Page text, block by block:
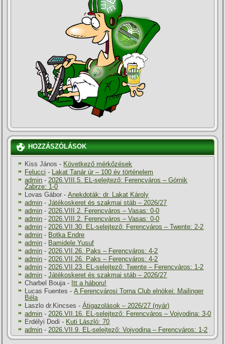
HOZZÁSZÓLÁSOK
Kiss János - Következő mérkőzések
Felucci - Lakat Tanár úr – 100 év történelem
admin -2026.VIII.5. EL-selejtező: Ferencváros – Górnik
Zabrze: 1-0
Lovas Gábor -Anekdoták: dr. Lakat Károly
admin -Játékoskeret és szakmai stáb – 2026/27
admin -2026.VIII.2. Ferencváros – Vasas: 0-0
admin -2026.VIII.2. Ferencváros – Vasas: 0-0
admin -2026.VII.30. EL-selejtező: Ferencváros – Twente: 2-2
admin - Botka Endre
admin - Bamidele Yusuf
admin -2026.VII.26. Paks – Ferencváros: 4-2
admin -2026.VII.26. Paks – Ferencváros: 4-2
admin -2026.VII.23. EL-selejtező: Twente – Ferencváros: 1-2
admin -Játékoskeret és szakmai stáb – 2026/27
Charbel Bouja- Itt a háboru!
Lucas Fuentes -A Ferencvárosi Torna Club elnökei: Mailinger
Béla
Laszlo dr.Kincses -Átigazolások – 2026/27 (nyár)
admin -2026.VII.16. EL-selejtező: Ferencváros – Vojvodina: 3-0
Erdélyi Dodi - Kuti László: 70
admin -2026.VII.9. EL-selejtező: Vojvodina – Ferencváros: 1-2